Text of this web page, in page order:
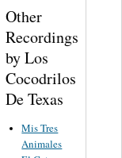
Other
Recordings
by Los
Cocodrilos
De Texas
Mis Tres
Animales